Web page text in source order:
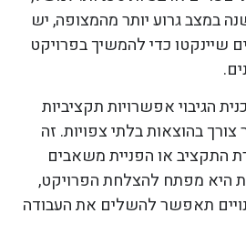
במצב גרוע יותר מהמצופה, יש
כדי להמשיך בפרויקט
הגיבוי אפשרויות תקציביות
בהוצאות בלתי צפויות. זה
התקציב או הפניית משאבים
היא מפתח להצלחת הפרויקט,
תאפשר להשלים את העבודה